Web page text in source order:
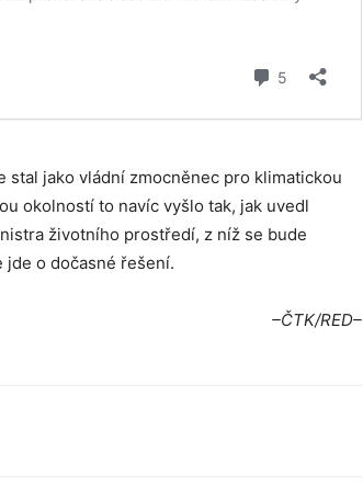
jako vládní zmocněnec pro klimatickou
okolností to navíc vyšlo tak, jak uvedl
životního prostředí, z níž se bude
jde o dočasné řešení.
–ČTK/RED–